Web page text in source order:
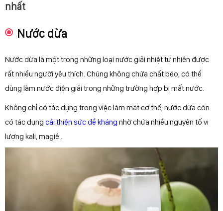
nhất
Nước dừa
Nước dừa là một trong những loại nước giải nhiệt tự nhiên được
rất nhiều người yêu thích. Chúng không chứa chất béo, có thể
dùng làm nước điện giải trong những trường hợp bị mất nước.
Không chỉ có tác dụng trong việc làm mát cơ thể, nước dừa còn
có tác dụng cải thiện sức đề kháng nhờ chứa nhiều nguyên tố vi
lượng kali, magiê...